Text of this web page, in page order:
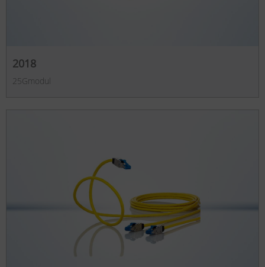
2018
25Gmodul